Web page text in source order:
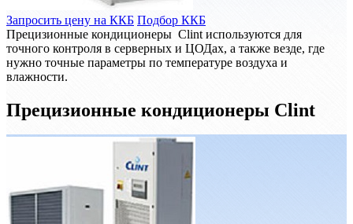
Запросить цену на ККБ Подбор ККБ
Прецизионные кондиционеры Clint используются для
точного контроля в серверных и ЦОДах, а также везде, где
нужно точные параметры по температуре воздуха и
влажности.
Прецизионные кондиционеры Clint